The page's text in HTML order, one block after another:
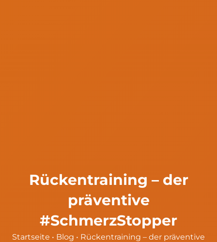
Rückentraining – der
präventive
#SchmerzStopper
Startseite • Blog • Rückentraining – der präventive